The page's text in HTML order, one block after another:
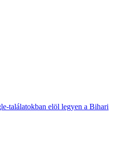
találatokban elöl legyen a Bihari